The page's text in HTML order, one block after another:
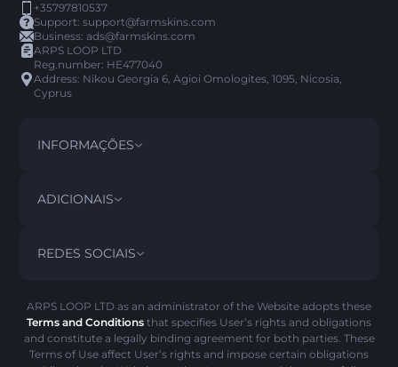
+35797810537
Support:support@farmskins.com
Business:ads@farmskins.com
ARPS LOOP LTD
Reg.number: HE477040
Address: Nikou Georgia 6, Agioi Omologites, 1095, Nicosia,
Cyprus
INFORMAÇÕES
TERMOS E CONDIÇÕES
POLITICA DE REEMBOLSO
POLÍTICA DE COOKIES
ADICIONAIS
FAQ
REDES SOCIAIS
ARPS LOOP LTD as an administrator of the Website adopts these
Terms and Conditions that specifies User’s rights and obligations
and constitute a legally binding agreement for both parties. These
Terms of Use affect User’s rights and impose certain obligations